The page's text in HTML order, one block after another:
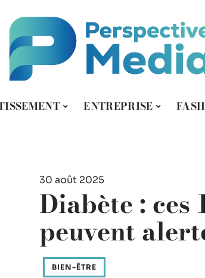
ENTREPRISE
30 août 2025
Diabète : ces
peuvent
BIEN-ÊTRE